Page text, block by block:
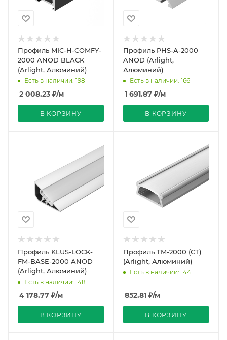
Профиль MIC-H-COMFY-
2000 ANOD BLACK
(Arlight, Алюминий)
Есть в наличии: 198
2 008.23 ₽/м
В КОРЗИНУ
Профиль PHS-A-2000
ANOD (Arlight,
Алюминий)
Есть в наличии: 166
1 691.87₽/м
В КОРЗИНУ
Профиль KLUS-LOCK-
FM-BASE-2000 ANOD
(Arlight, Алюминий)
Есть в наличии: 148
4 178.77 ₽/м
В КОРЗИНУ
Профиль TM-2000 (CT)
(Arlight, Алюминий)
Есть в наличии: 144
852.81₽/м
В КОРЗИНУ